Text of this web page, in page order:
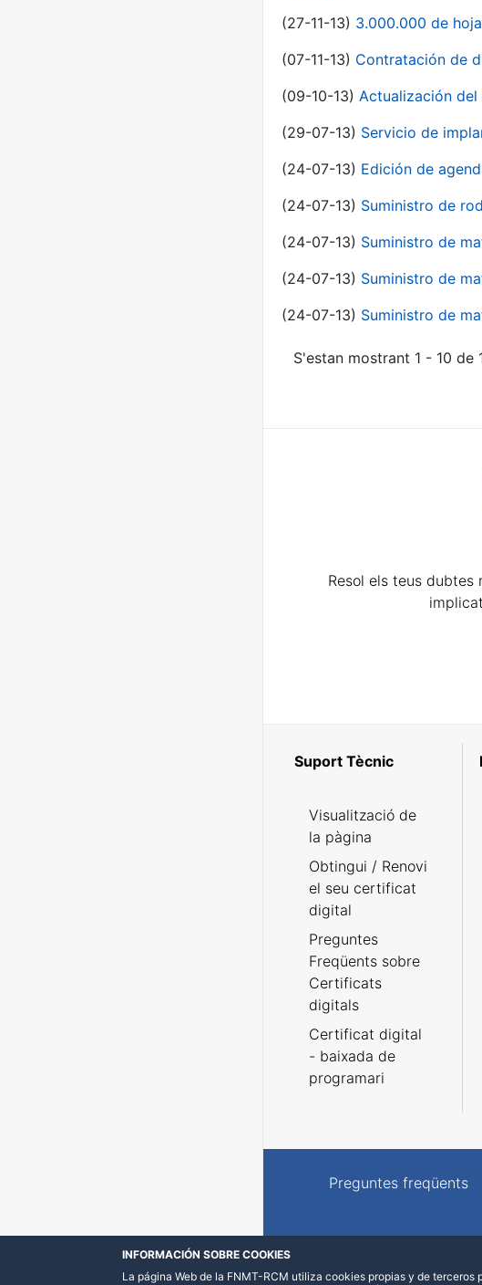
(27-11-13) 3.000.000 de
(07-11-13) Contratación de
(09-10-13) Actualización del
(29-07-13) Servicio de
(24-07-13) Edición de
(24-07-13) Suministro de
(24-07-13) Suministro de
(24-07-13) Suministro de
(24-07-13) Suministro de
S'estan mostrant 1 - 10 de
Resol els teus
Suport Tècnic
Visualització de
la pàgina
Obtingui / Renovi
el seu certificat
digital
Preguntes
Freqüents sobre
Certificats
digitals
Certificat digital
- baixada de
programari
Preguntes freqüents
INFORMACIÓN SOBRE COOKIES
La página Web de la FNMT-RCM utiliza cookies propias y de